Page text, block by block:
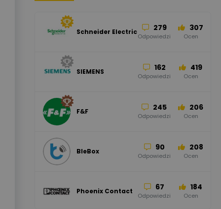
Schneider Electric 279
Odpowiedzi
307
Ocen
SIEMENS 162
Odpowiedzi
419
Ocen
F&F 245
Odpowiedzi
206
Ocen
BleBox 90
Odpowiedzi
208
Ocen
Phoenix Contact 67
Odpowiedzi
184
Ocen